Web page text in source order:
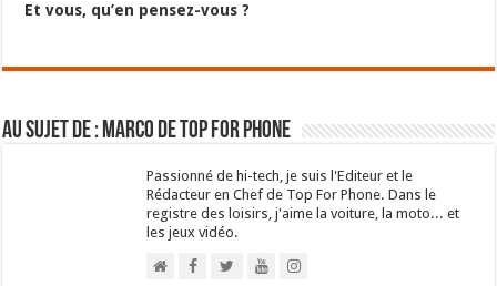
Et vous, qu’en pensez-vous ?
Au sujet de : Marco de Top For Phone
Passionné de hi-tech, je suis l'Editeur et le
Rédacteur en Chef de Top For Phone. Dans le
registre des loisirs, j'aime la voiture, la moto... et
les jeux vidéo.